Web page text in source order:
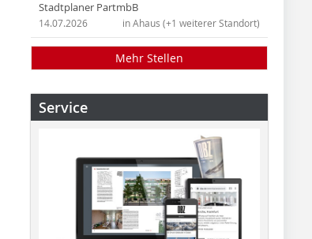
Stadtplaner PartmbB
in Ahaus (+1 weiterer Standort)
14.07.2026
Mehr Stellen
Service